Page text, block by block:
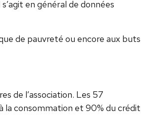
en général de données
de pauvreté ou encore aux buts
de l’association. Les 57
la consommation et 90% du crédit